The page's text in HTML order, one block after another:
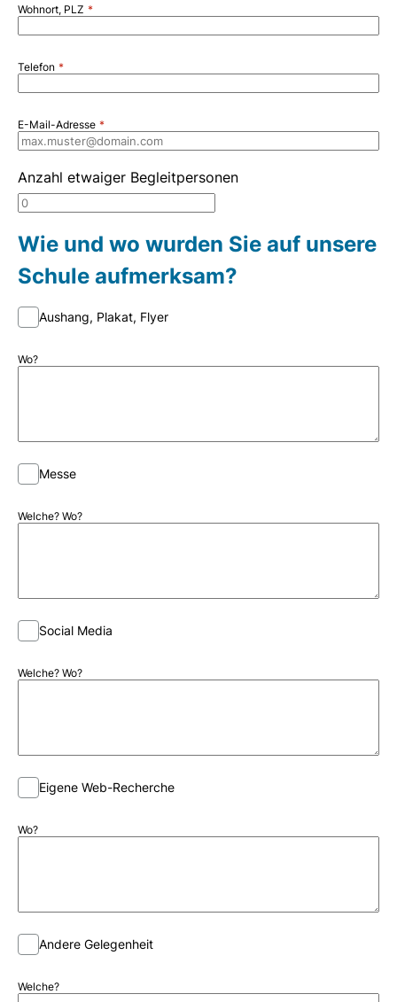
Wohnort, PLZ
Telefon
E-Mail-Adresse
Anzahl etwaiger Begleitpersonen
Wie und wo wurden Sie auf unsere
Schule aufmerksam?
Aushang, Plakat, Flyer
Wo?
Messe
Welche? Wo?
Social Media
Welche? Wo?
Eigene Web-Recherche
Wo?
Andere Gelegenheit
Welche?